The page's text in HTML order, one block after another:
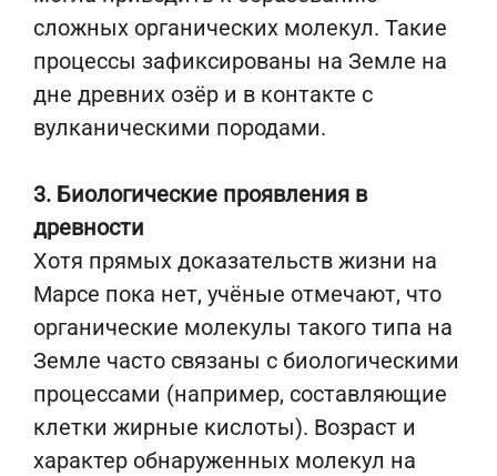
сложных органических молекул. Такие
процессы зафиксированы на Земле на
дне древних озёр и в контакте с
вулканическими породами.
3. Биологические проявления в
древности
Хотя прямых доказательств жизни на
Марсе пока нет, учёные отмечают, что
органические молекулы такого типа на
Земле часто связаны с биологическими
процессами (например, составляющие
клетки жирные кислоты). Возраст и
характер обнаруженных молекул на